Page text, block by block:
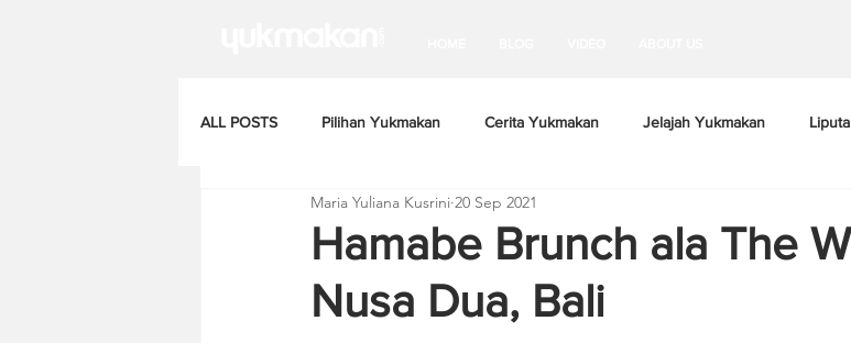
ALL POSTS Pilihan Yukmakan Cerita Yukmakan Jelajah Yukmakan
Hamabe Brunch ala The
Nusa Dua, Bali
Maria Yuliana Kusrini 20 Sep 2021